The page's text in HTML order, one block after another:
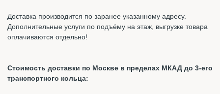
Доставка производится по заранее указанному адресу.
Дополнительные услуги по подъёму на этаж, выгрузке товара
оплачиваются отдельно!
Стоимость доставки по Москве в пределах МКАД до 3-его
транспортного кольца: